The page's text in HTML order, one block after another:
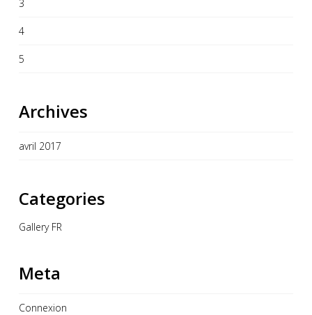
3
4
5
Archives
avril 2017
Categories
Gallery FR
Meta
Connexion